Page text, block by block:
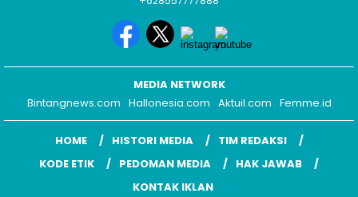
MEDIA NETWORK
Bintangnews.com Hallonesia.com Aktuil.com Femme.id
HOME HISTORI MEDIA
TIM REDAKSI
KODE ETIK
PEDOMAN MEDIA
HAK JAWAB
KONTAK IKLAN